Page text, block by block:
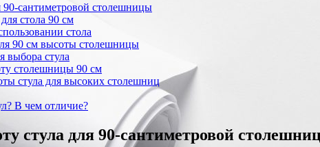
90-сантиметровой столешницы
стола 90 см
стола
90 см высоты столешницы
выбора стула
столешницы 90 см
стула для высоких столешниц
В чем отличие?
стула для 90-сантиметровой